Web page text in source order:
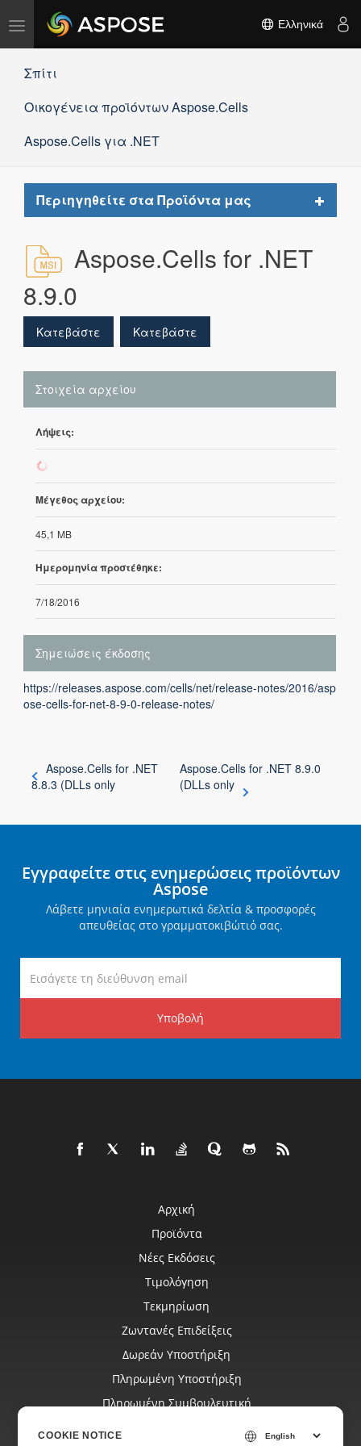
Εναλλαγή
πλοήγησης
Ελληνικά
Σπίτι
Οικογένεια προϊόντων Aspose.Cells
Aspose.Cells για .NET
Περιηγηθείτε στα Προϊόντα μας
Toggle
Aspose.Cells for .NET
8.9.0
Κατεβάστε Κατεβάστε
Στοιχεία αρχείου
Λήψεις:
157
Μέγεθος αρχείου:
45,1 MB
Ημερομηνία προστέθηκε:
7/18/2016
Σημειώσεις έκδοσης
https://releases.aspose.com/cells/net/release-notes/2016/asp
ose-cells-for-net-8-9-0-release-notes/
Aspose.Cells for .NET
8.8.3 (DLLs only
Aspose.Cells for .NET 8.9.0
(DLLs only
Εγγραφείτε στις ενημερώσεις προϊόντων
Aspose
Λάβετε μηνιαία ενημερωτικά δελτία & προσφορές
απευθείας στο γραμματοκιβώτιό σας.
Υποβολή
Αρχική
Προϊόντα
Νέες Εκδόσεις
Τιμολόγηση
Τεκμηρίωση
Ζωντανές Επιδείξεις
Δωρεάν Υποστήριξη
Πληρωμένη Υποστήριξη
Πληρωμένη Συμβουλευτική
COOKIE NOTICE